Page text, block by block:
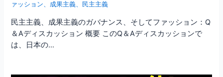
ァッション、 成果主義、 民主主義
民主主義、成果主義のガバナンス、そしてファッション：Q
＆Aディスカッション 概要 このQ＆Aディスカッションで
は、日本の…